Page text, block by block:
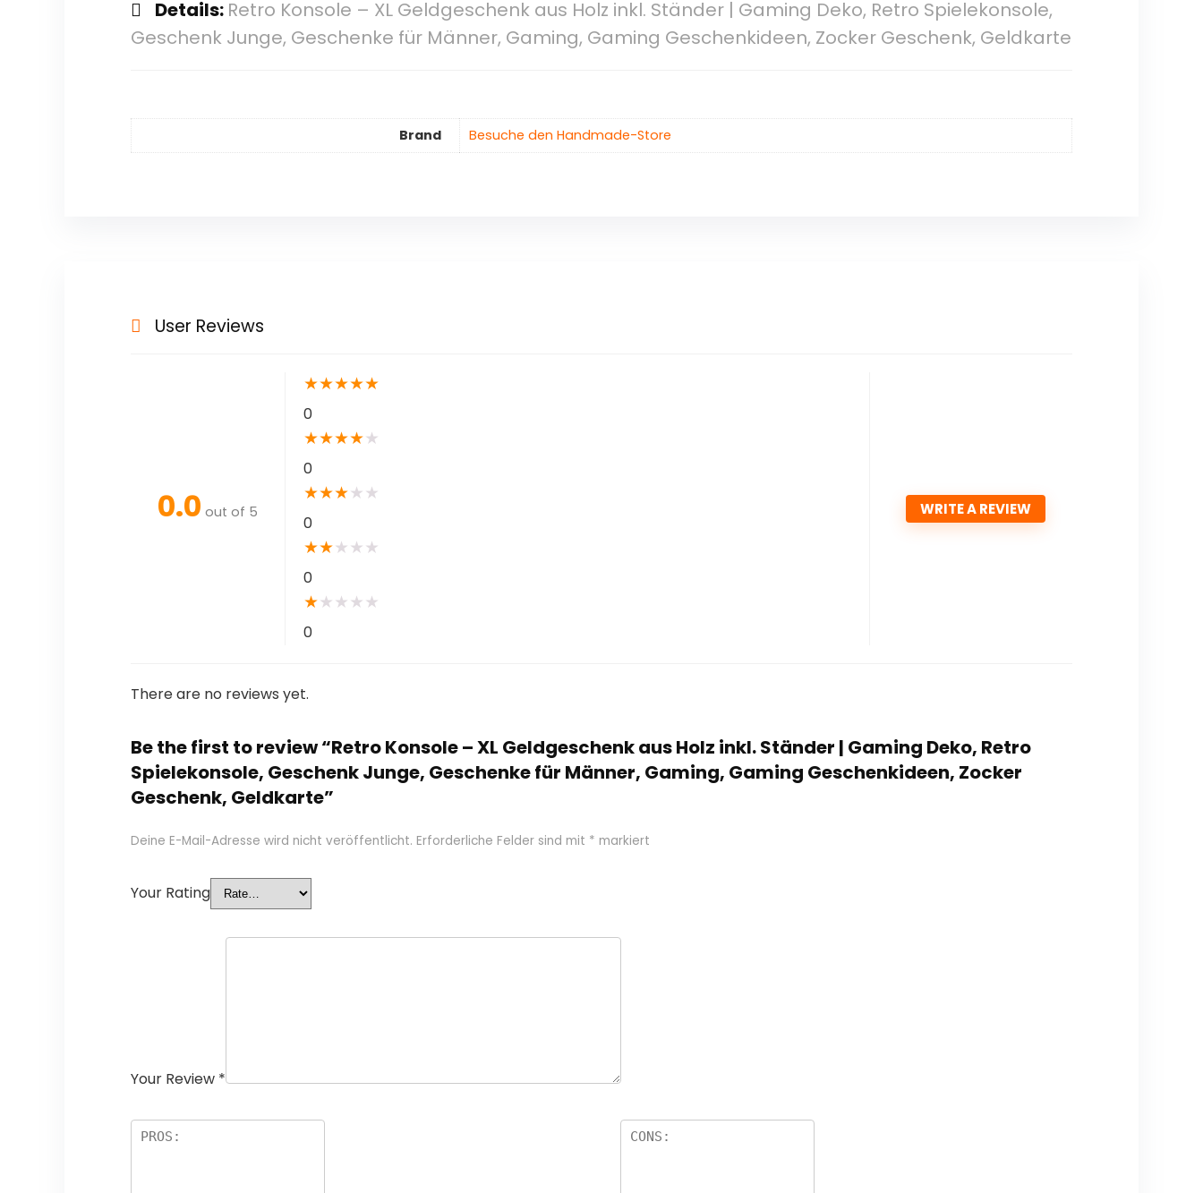
Details: Retro Konsole – XL Geldgeschenk aus Holz inkl. Ständer | Gaming Deko, Retro Spielekonsole,
Geschenk Junge, Geschenke für Männer, Gaming, Gaming Geschenkideen, Zocker Geschenk, Geldkarte
Brand Besuche den Handmade-Store
User Reviews
0.0 out of 5
★★★★★
0
★★★★★
0
★★★★ ★
0
★★★ ★ ★
0
★★ ★ ★ ★
0
WRITE A REVIEW
There are no reviews yet.
Be the first to review “Retro Konsole – XL Geldgeschenk aus Holz inkl. Ständer | Gaming Deko, Retro
Spielekonsole, Geschenk Junge, Geschenke für Männer, Gaming, Gaming Geschenkideen, Zocker
Geschenk, Geldkarte”
Deine E-Mail-Adresse wird nicht veröffentlicht. Erforderliche Felder sind mit * markiert
Your Rating
Your Review *